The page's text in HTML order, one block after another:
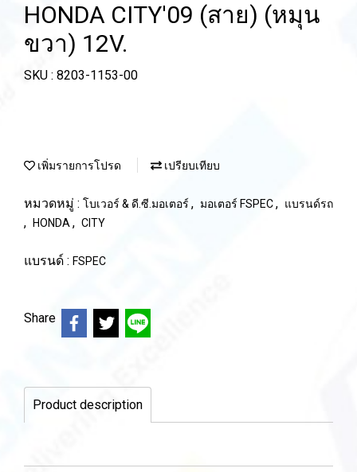
HONDA CITY'09 (สาย) (หมุน
ขวา) 12V.
SKU : 8203-1153-00
เพิ่มรายการโปรด เปรียบเทียบ
หมวดหมู่ : โบเวอร์ & ดี.ซี.มอเตอร์ , มอเตอร์ FSPEC, แบรนด์รถ
, HONDA , CITY
แบรนด์ : FSPEC
Share
Product description